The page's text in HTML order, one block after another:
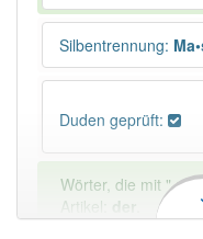
Silbentrennung:
Duden geprüft:
Wörter, die mit "-zer
Artikel:
der